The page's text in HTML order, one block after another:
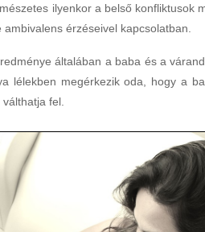
ilyenkor a belső konfliktusok
érzéseivel kapcsolatban.
általában a baba és a
lélekben megérkezik oda, hogy a
fel.